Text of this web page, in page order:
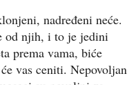
nadređeni neće.
od njih, i to je jedini
prema vama, biće
vas ceniti. Nepovoljan